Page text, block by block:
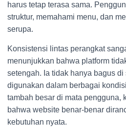
harus tetap terasa sama.
struktur, memahami menu, dan
serupa.
Konsistensi lintas perangkat
menunjukkan bahwa platform
setengah. Ia tidak hanya bagus
digunakan dalam berbagai
tambah besar di mata pengguna,
bahwa website benar-benar
kebutuhan nyata.